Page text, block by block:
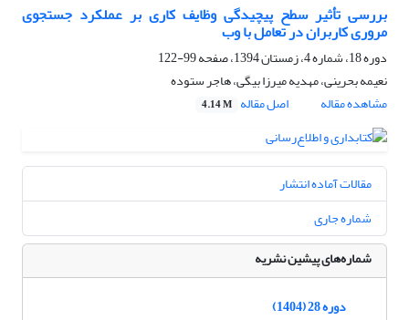
بررسی تأثیر سطح پیچیدگی وظایف کاری بر عملکرد جستجوی
مروری کاربران در تعامل با وب
دوره 18، شماره 4، زمستان 1394، صفحه
99-122
نعیمه بحرینی، مهدیه میرزا بیگی، هاجر ستوده
مشاهده مقاله
اصل مقاله 4.14 M
مقالات آماده انتشار
شماره جاری
شماره‌های پیشین نشریه
دوره 28 (1404)